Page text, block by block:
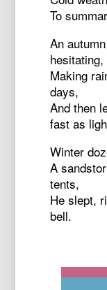
To
An
hesitating,
Making
days,
And then
fast as
Winter
A
tents,
He slept,
bell.